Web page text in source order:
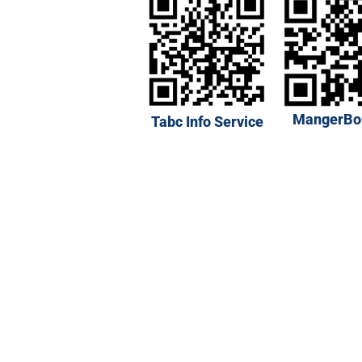
Tabc Info Service